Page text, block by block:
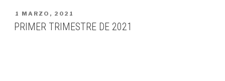
PUBLICADO
EN
1 MARZO, 2021
PRIMER TRIMESTRE DE 2021